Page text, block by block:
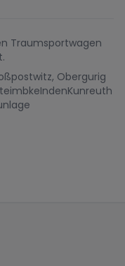
Traumsportwagen
Obergurig
IndenKunreuth